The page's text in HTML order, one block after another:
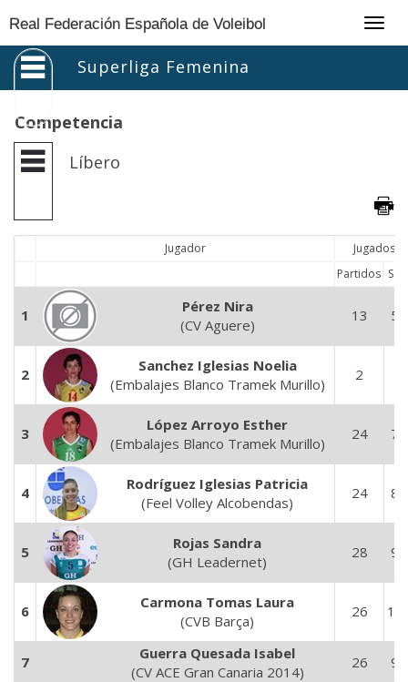
Real Federación Española de Voleibol
Superliga Femenina
Competencia
Líbero
Jugador
Jugados
Partidos Sets
1
Pérez Nira
(CV Aguere)
13 51
2
Sanchez Iglesias Noelia
(Embalajes Blanco Tramek Murillo)
2
3
López Arroyo Esther
(Embalajes Blanco Tramek Murillo)
24 79
4
Rodríguez Iglesias Patricia
(Feel Volley Alcobendas)
24 89
5
Rojas Sandra
(GH Leadernet)
28 99
6
Carmona Tomas Laura
(CVB Barça)
26
7
Guerra Quesada Isabel
(CV ACE Gran Canaria 2014)
26 97